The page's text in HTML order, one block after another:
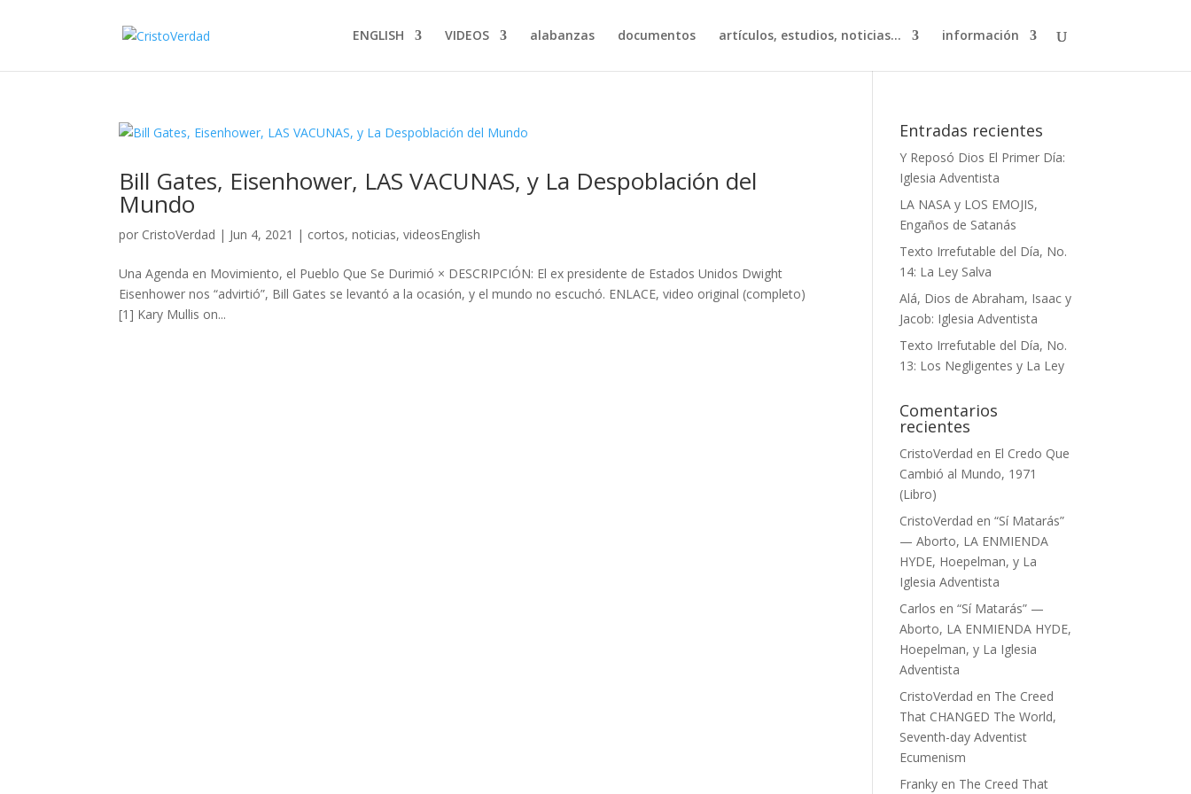
ENGLISH VIDEOS alabanzas documentos artículos, estudios, noticias… información
Bill Gates, Eisenhower, LAS VACUNAS, y La Despoblación del
Mundo
por CristoVerdad | Jun 4, 2021 | cortos,noticias,videosEnglish
Una Agenda en Movimiento, el Pueblo Que Se Durimió × DESCRIPCIÓN: El ex presidente de Estados Unidos Dwight
Eisenhower nos “advirtió”, Bill Gates se levantó a la ocasión, y el mundo no escuchó. ENLACE, video original (completo)
[1] Kary Mullis on...
Entradas recientes
Y Reposó Dios El Primer Día:
Iglesia Adventista
LA NASA y LOS EMOJIS,
Engaños de Satanás
Texto Irrefutable del Día, No.
14: La Ley Salva
Alá, Dios de Abraham, Isaac y
Jacob: Iglesia Adventista
Texto Irrefutable del Día, No.
13: Los Negligentes y La Ley
Comentarios
recientes
CristoVerdad en El Credo Que
Cambió al Mundo, 1971
(Libro)
CristoVerdad en“Sí Matarás”
— Aborto, LA ENMIENDA
HYDE, Hoepelman, y La
Iglesia Adventista
Carlos en“Sí Matarás” —
Aborto, LA ENMIENDA HYDE,
Hoepelman, y La Iglesia
Adventista
CristoVerdad en The Creed
That CHANGED The World,
Seventh-day Adventist
Ecumenism
Franky en The Creed That